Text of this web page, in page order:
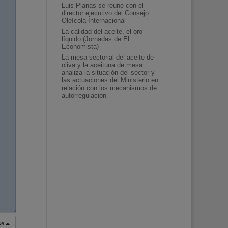
◢◢
Luis Planas se reúne con el
director ejecutivo del Consejo
Oleícola Internacional
La calidad del aceite, el oro
líquido (Jornadas de El
Economista)
La mesa sectorial del aceite de
oliva y la aceituna de mesa
analiza la situación del sector y
las actuaciones del Ministerio en
relación con los mecanismos de
autorregulación